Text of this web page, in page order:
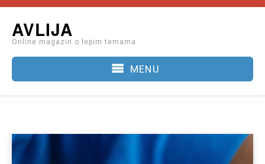
content
AVLIJA
Online magazin o lepim temama
MENU